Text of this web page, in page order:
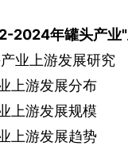
2024年罐头产业"
业上游发展研究
上游发展分布
上游发展规模
上游发展趋势